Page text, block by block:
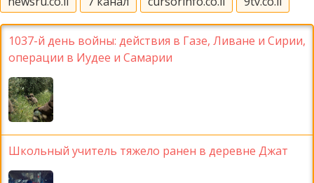
1037-й день войны: действия в Газе, Ливане и Сирии,
операции в Иудее и Самарии
Школьный учитель тяжело ранен в деревне Джат